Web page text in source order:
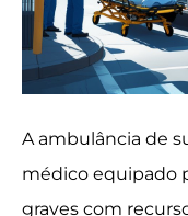
A ambulância de
médico equipado
graves com